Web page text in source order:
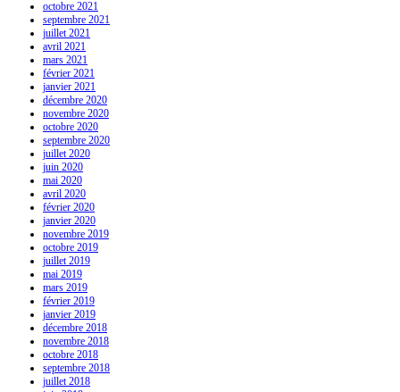
octobre 2021
septembre 2021
juillet 2021
avril 2021
mars 2021
février 2021
janvier 2021
décembre 2020
novembre 2020
octobre 2020
septembre 2020
juillet 2020
juin 2020
mai 2020
avril 2020
février 2020
janvier 2020
novembre 2019
octobre 2019
juillet 2019
mai 2019
mars 2019
février 2019
janvier 2019
décembre 2018
novembre 2018
octobre 2018
septembre 2018
juillet 2018